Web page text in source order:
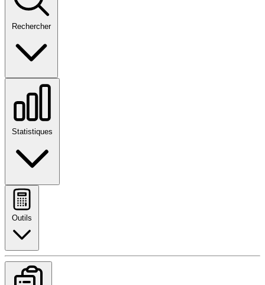
Rechercher
Statistiques
Outils